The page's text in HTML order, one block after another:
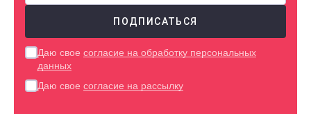
Даю свое согласие на обработку персональных
данных
Даю свое согласие на рассылку